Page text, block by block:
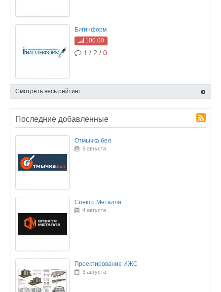
Бигинформ
100.00
1 / 2 / 0
Смотреть весь рейтинг
Последние добавленные
Отмычка.бел
6 августа
Спектр Металла
4 августа
Проектирование ИЖС
3 августа